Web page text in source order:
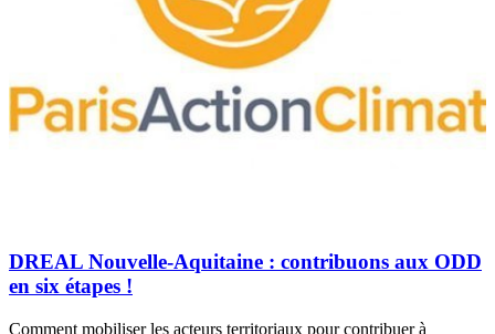
DREAL Nouvelle-Aquitaine : contribuons aux ODD
en six étapes !
Comment mobiliser les acteurs territoriaux pour contribuer à